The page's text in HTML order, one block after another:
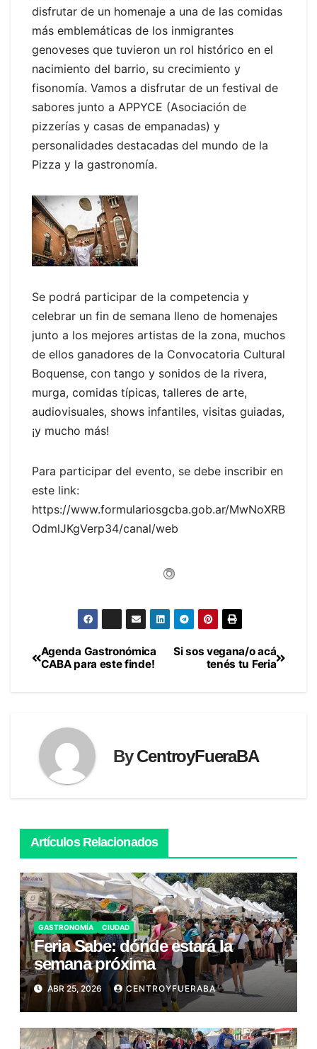
disfrutar de un homenaje a una de las comidas
más emblemáticas de los inmigrantes
genoveses que tuvieron un rol histórico en el
nacimiento del barrio, su crecimiento y
fisonomía. Vamos a disfrutar de un festival de
sabores junto a APPYCE (Asociación de
pizzerías y casas de empanadas) y
personalidades destacadas del mundo de la
Pizza y la gastronomía.
Se podrá participar de la competencia y
celebrar un fin de semana lleno de homenajes
junto a los mejores artistas de la zona, muchos
de ellos ganadores de la Convocatoria Cultural
Boquense, con tango y sonidos de la rivera,
murga, comidas típicas, talleres de arte,
audiovisuales, shows infantiles, visitas guiadas,
¡y mucho más!
Para participar del evento, se debe inscribir en
este link:
https://www.formulariosgcba.gob.ar/MwNoXRB
OdmlJKgVerp34/canal/web
Navegación
Si sos vegana/o acá
tenés tu Feria
Agenda Gastronómica
CABA para este finde!
ByCentroyFueraBA
Artículos Relacionados
GASTRONOMÍA CIUDAD
Feria Sabe: dónde estará la
semana próxima
ABR 25, 2026 CENTROYFUERABA